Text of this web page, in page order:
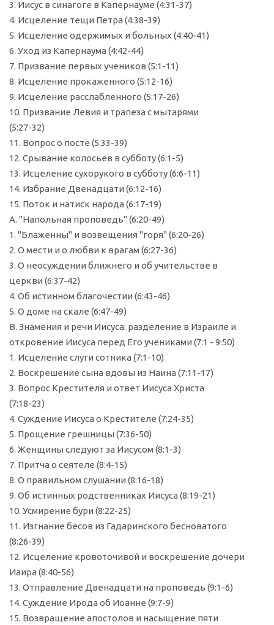
3. Иисус в синагоге в Капернауме (4:31-37)
4. Исцеление тещи Петра (4:38-39)
5. Исцеление одержимых и больных (4:40-41)
6. Уход из Капернаума (4:42-44)
7. Призвание первых учеников (5:1-11)
8. Исцеление прокаженного (5:12-16)
9. Исцеление расслабленного (5:17-26)
10. Призвание Левия и трапеза с мытарями
(5:27-32)
11. Вопрос о посте (5:33-39)
12. Срывание колосьев в субботу (6:1-5)
13. Исцеление сухорукого в субботу (6:6-11)
14. Избрание Двенадцати (6:12-16)
15. Поток и натиск народа (6:17-19)
А. "Напольная проповедь" (6:20-49)
1. "Блаженны" и возвещения "горя" (6:20-26)
2. О мести и о любви к врагам (6:27-36)
3. О неосуждении ближнего и об учительстве в
церкви (6:37-42)
4. Об истинном благочестии (6:43-46)
5. О доме на скале (6:47-49)
В. Знамения и речи Иисуса: разделение в Израиле и
откровение Иисуса перед Его учениками (7:1 - 9:50)
1. Исцеление слуги сотника (7:1-10)
2. Воскрешение сына вдовы из Наина (7:11-17)
3. Вопрос Крестителя и ответ Иисуса Христа
(7:18-23)
4. Суждение Иисуса о Крестителе (7:24-35)
5. Прощение грешницы (7:36-50)
6. Женщины следуют за Иисусом (8:1-3)
7. Притча о сеятеле (8:4-15)
8. О правильном слушании (8:16-18)
9. Об истинных родственниках Иисуса (8:19-21)
10. Усмирение бури (8:22-25)
11. Изгнание бесов из Гадаринского бесноватого
(8:26-39)
12. Исцеление кровоточивой и воскрешение дочери
Иаира (8:40-56)
13. Отправление Двенадцати на проповедь (9:1-6)
14. Суждение Ирода об Иоанне (9:7-9)
15. Возвращение апостолов и насыщение пяти